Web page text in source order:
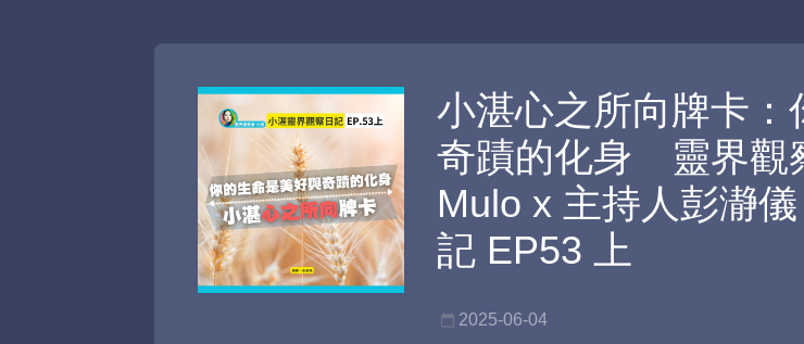
小湛心之所向牌卡：
奇蹟的化身 靈界觀
Mulo x 主持人彭瀞
記 EP53 上
2025-06-04